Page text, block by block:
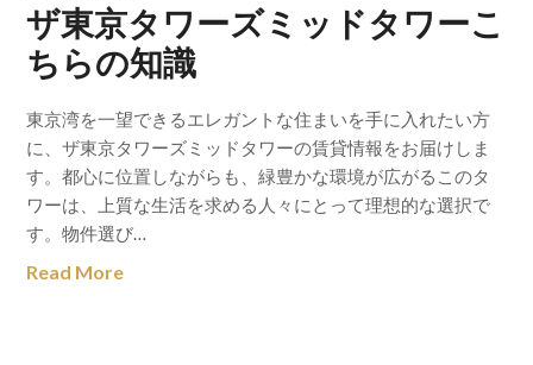
ザ東京タワーズミッドタワーこ
ちらの知識
東京湾を一望できるエレガントな住まいを手に入れたい方
に、ザ東京タワーズミッドタワーの賃貸情報をお届けしま
す。都心に位置しながらも、緑豊かな環境が広がるこのタ
ワーは、上質な生活を求める人々にとって理想的な選択で
す。物件選び…
Read More